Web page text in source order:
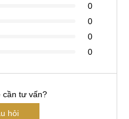
0
0
0
0
cần tư vấn?
hỏi